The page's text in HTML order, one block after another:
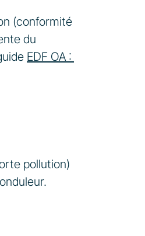
(conformité
du
EDF OA :
pollution)